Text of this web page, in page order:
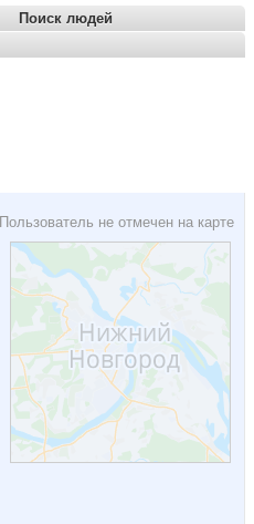
Поиск людей
Пользователь не отмечен на карте